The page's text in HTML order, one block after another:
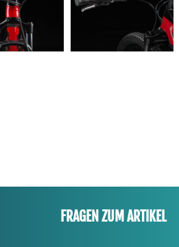
FRAGEN ZUM ARTIKEL